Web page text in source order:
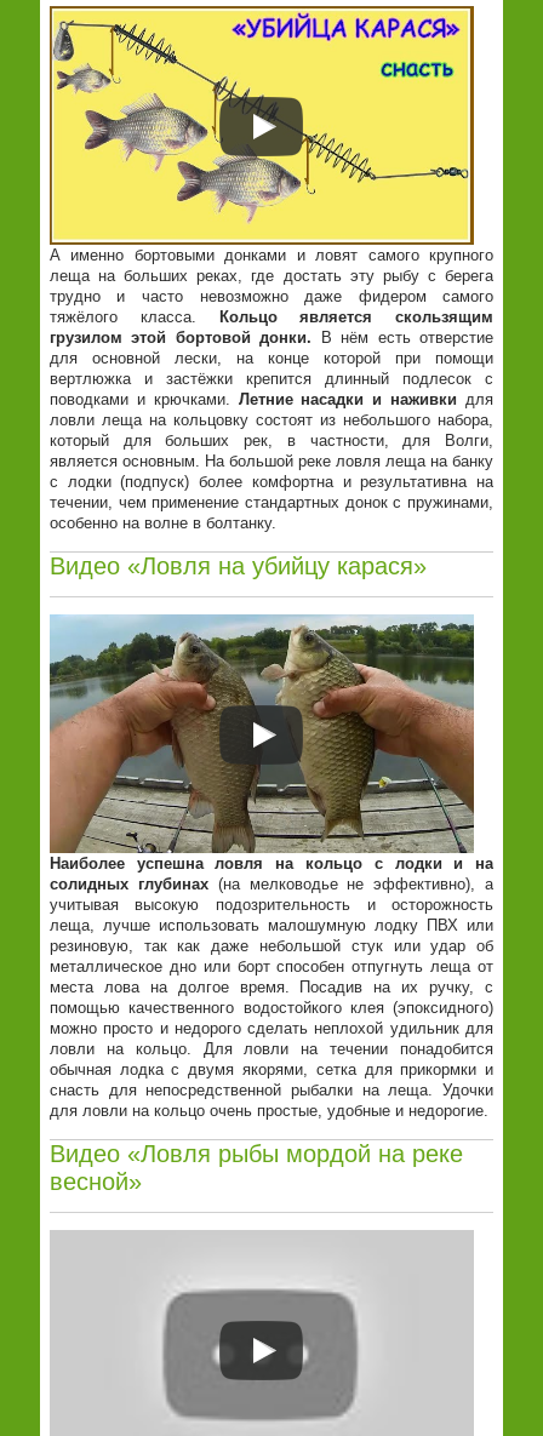
А именно бортовыми донками и ловят самого крупного
леща на больших реках, где достать эту рыбу с берега
трудно и часто невозможно даже фидером самого
тяжёлого класса.
Кольцо является скользящим
грузилом этой бортовой донки. В нём есть отверстие
для основной лески, на конце которой при помощи
вертлюжка и застёжки крепится длинный подлесок с
поводками и крючками. Летние насадки и наживки для
ловли леща на кольцовку состоят из небольшого набора,
который для больших рек, в частности, для Волги,
является основным. На большой реке ловля леща на банку
с лодки (подпуск) более комфортна и результативна на
течении, чем применение стандартных донок с пружинами,
особенно на волне в болтанку.
Видео «Ловля на убийцу карася»
Наиболее успешна ловля на кольцо с лодки и на
солидных глубинах(на мелководье не эффективно), а
учитывая высокую подозрительность и осторожность
леща, лучше использовать малошумную лодку ПВХ или
резиновую, так как даже небольшой стук или удар об
металлическое дно или борт способен отпугнуть леща от
места лова на долгое время. Посадив на их ручку, с
помощью качественного водостойкого клея (эпоксидного)
можно просто и недорого сделать неплохой удильник для
ловли на кольцо. Для ловли на течении понадобится
обычная лодка с двумя якорями, сетка для прикормки и
снасть для непосредственной рыбалки на леща. Удочки
для ловли на кольцо очень простые, удобные и недорогие.
Видео «Ловля рыбы мордой на реке
весной»